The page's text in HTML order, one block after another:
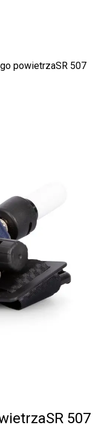
powietrzaSR 507
507